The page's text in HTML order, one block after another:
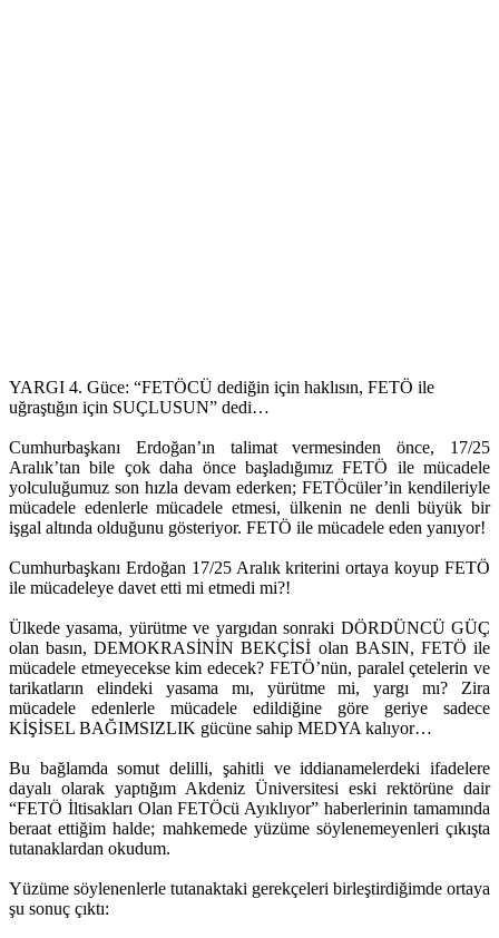
YARGI 4. Güce: “FETÖCÜ dediğin için haklısın, FETÖ ile
uğraştığın için SUÇLUSUN” dedi…
Cumhurbaşkanı Erdoğan’ın talimat vermesinden önce, 17/25
Aralık’tan bile çok daha önce başladığımız FETÖ ile mücadele
yolculuğumuz son hızla devam ederken; FETÖcüler’in kendileriyle
mücadele edenlerle mücadele etmesi, ülkenin ne denli büyük bir
işgal altında olduğunu gösteriyor. FETÖ ile mücadele eden yanıyor!
Cumhurbaşkanı Erdoğan 17/25 Aralık kriterini ortaya koyup FETÖ
ile mücadeleye davet etti mi etmedi mi?!
Ülkede yasama, yürütme ve yargıdan sonraki DÖRDÜNCÜ GÜÇ
olan basın, DEMOKRASİNİN BEKÇİSİ olan BASIN, FETÖ ile
mücadele etmeyecekse kim edecek? FETÖ’nün, paralel çetelerin ve
tarikatların elindeki yasama mı, yürütme mi, yargı mı? Zira
mücadele edenlerle mücadele edildiğine göre geriye sadece
KİŞİSEL BAĞIMSIZLIK gücüne sahip MEDYA kalıyor…
Bu bağlamda somut delilli, şahitli ve iddianamelerdeki ifadelere
dayalı olarak yaptığım Akdeniz Üniversitesi eski rektörüne dair
“FETÖ İltisakları Olan FETÖcü Ayıklıyor” haberlerinin tamamında
beraat ettiğim halde; mahkemede yüzüme söylenemeyenleri çıkışta
tutanaklardan okudum.
Yüzüme söylenenlerle tutanaktaki gerekçeleri birleştirdiğimde ortaya
şu sonuç çıktı: